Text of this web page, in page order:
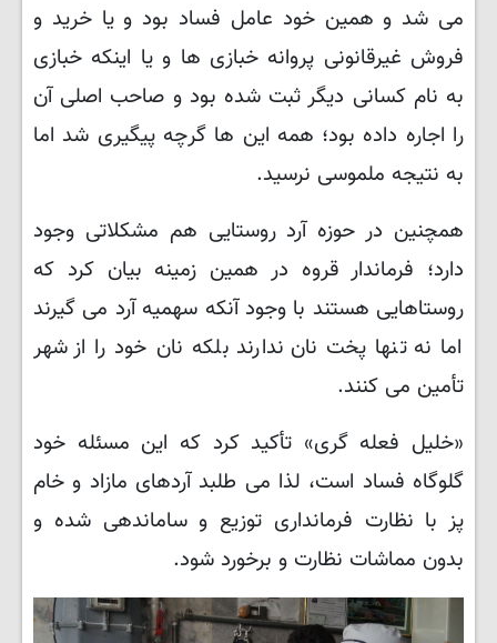
می شد و همین خود عامل فساد بود و یا خرید و
فروش غیرقانونی پروانه خبازی ها و یا اینکه خبازی
به نام کسانی دیگر ثبت شده بود و صاحب اصلی آن
را اجاره داده بود؛ همه این ها گرچه پیگیری شد اما
به نتیجه ملموسی نرسید.
همچنین در حوزه آرد روستایی هم مشکلاتی وجود
دارد؛ فرماندار قروه در همین زمینه بیان کرد که
روستاهایی هستند با وجود آنکه سهمیه آرد می گیرند
اما نه تنها پخت نان ندارند بلکه نان خود را از شهر
تأمین می کنند.
«خلیل فعله گری» تأکید کرد که این مسئله خود
گلوگاه فساد است، لذا می طلبد آردهای مازاد و خام
پز با نظارت فرمانداری توزیع و ساماندهی شده و
بدون مماشات نظارت و برخورد شود.